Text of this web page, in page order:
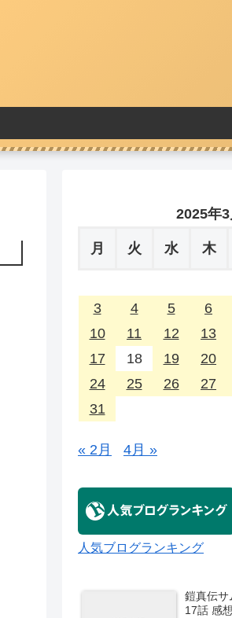
2025年3
月 火 水 木
3
4 5 6
10
11 12 13
17
18 19 20
24
25 26 27
31
« 2月 4月 »
人気ブログランキング
鎧真伝サ
17話 感想